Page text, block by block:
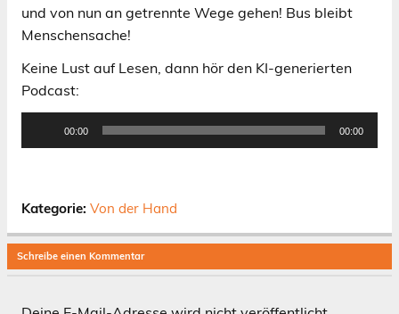
und von nun an getrennte Wege gehen! Bus bleibt
Menschensache!
Keine Lust auf Lesen, dann hör den KI-generierten
Podcast:
Player
00:00 00:00
Kategorie: Von der Hand
Schreibe einen Kommentar